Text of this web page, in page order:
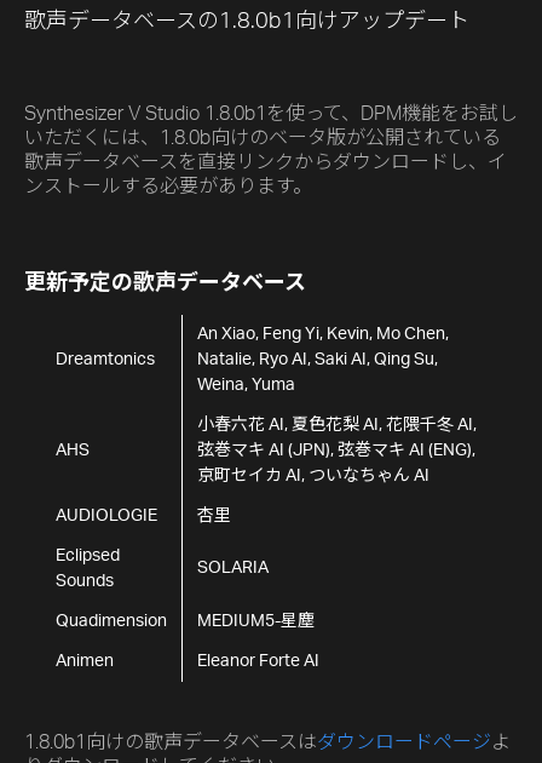
歌声データベースの1.8.0b1向けアップデート
Synthesizer V Studio 1.8.0b1を使って、DPM機能をお試し
いただくには、1.8.0b向けのベータ版が公開されている
歌声データベースを直接リンクからダウンロードし、イ
ンストールする必要があります。
更新予定の歌声データベース
Dreamtonics
An Xiao, Feng Yi, Kevin, Mo Chen,
Natalie, Ryo AI, Saki AI, Qing Su,
Weina, Yuma
AHS
小春六花 AI, 夏色花梨 AI, 花隈千冬 AI,
弦巻マキ AI (JPN), 弦巻マキ AI (ENG),
京町セイカ AI, ついなちゃん AI
AUDIOLOGIE 杏里
Eclipsed
Sounds
SOLARIA
Quadimension MEDIUM5-星塵
Animen Eleanor Forte AI
1.8.0b1向けの歌声データベースはダウンロードページよ